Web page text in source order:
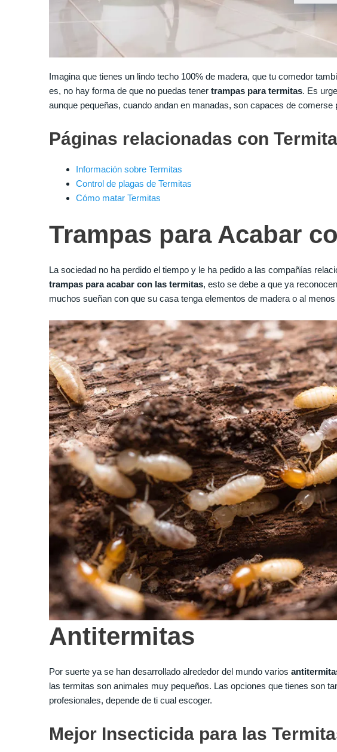
Imagina que tienes un lindo techo 100% de madera, que tu comedor
es, no hay forma de que no puedas tener trampas para termitas. Es
aunque pequeñas, cuando andan en manadas, son capaces de
Páginas relacionadas con
Información sobre Termitas
Control de plagas de Termitas
Cómo matar Termitas
Trampas para Acabar
La sociedad no ha perdido el tiempo y le ha pedido a las compañías
trampas para acabar con las termitas, esto se debe a que ya
muchos sueñan con que su casa tenga elementos de madera o al
Antitermitas
Por suerte ya se han desarrollado alrededor del mundo varios
las termitas son animales muy pequeños. Las opciones que tienes son
profesionales, depende de ti cual escoger.
Mejor Insecticida para las